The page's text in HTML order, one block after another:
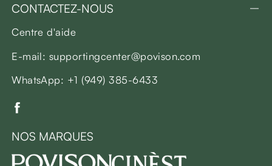
CONTACTEZ-NOUS
Centre d'aide
E-mail: supportingcenter@povison.com
WhatsApp: +1 (949) 385-6433
NOS MARQUES